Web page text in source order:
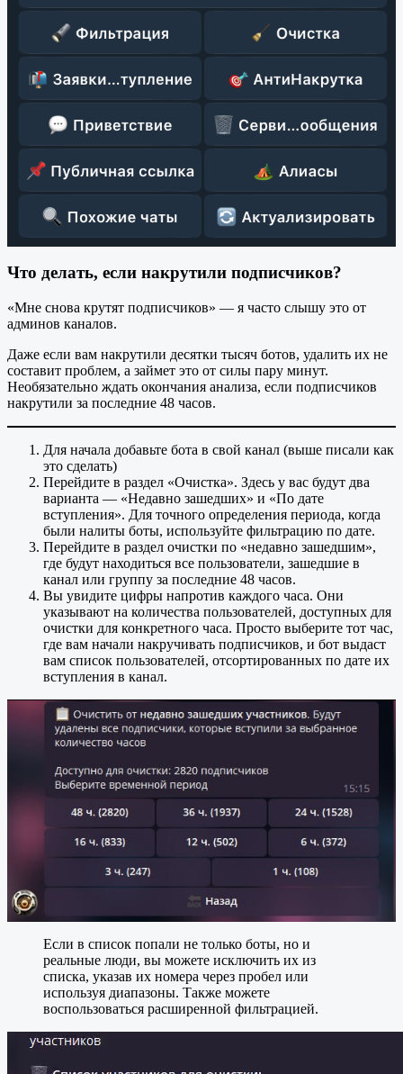
Что делать, если накрутили подписчиков?
«Мне снова крутят подписчиков» — я часто слышу это от
админов каналов.
Даже если вам накрутили десятки тысяч ботов, удалить их не
составит проблем, а займет это от силы пару минут.
Необязательно ждать окончания анализа, если подписчиков
накрутили за последние 48 часов.
Для начала добавьте бота в свой канал (выше писали как
это сделать)
Перейдите в раздел «Очистка». Здесь у вас будут два
варианта — «Недавно зашедших» и «По дате
вступления». Для точного определения периода, когда
были налиты боты, используйте фильтрацию по дате.
Перейдите в раздел очистки по «недавно зашедшим»,
где будут находиться все пользователи, зашедшие в
канал или группу за последние 48 часов.
Вы увидите цифры напротив каждого часа. Они
указывают на количества пользователей, доступных для
очистки для конкретного часа. Просто выберите тот час,
где вам начали накручивать подписчиков, и бот выдаст
вам список пользователей, отсортированных по дате их
вступления в канал.
Если в список попали не только боты, но и
реальные люди, вы можете исключить их из
списка, указав их номера через пробел или
используя диапазоны. Также можете
воспользоваться расширенной фильтрацией.